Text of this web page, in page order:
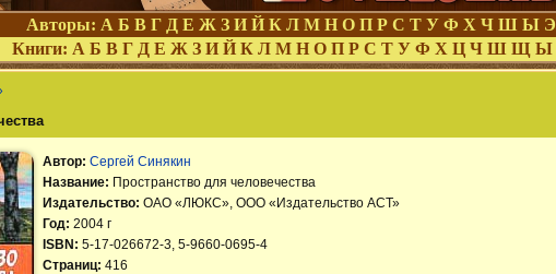
Авторы: А Б В Г Д Е Ж З И Й К Л М Н О П Р С Т У Ф Х Ч Ш Ы Э
Книги: А Б В Г Д Е Ж З И Й К Л М Н О П Р С Т У Ф Х Ц Ч Ш Щ Ы
Автор: Сергей Синякин
Название: Пространство для человечества
Издательство: ОАО «ЛЮКС», ООО «Издательство АСТ»
Год: 2004 г
ISBN: 5-17-026672-3, 5-9660-0695-4
Страниц: 416